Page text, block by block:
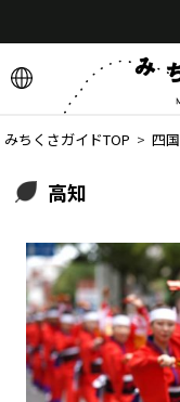
みちくさガイドTOP > 四国
高知